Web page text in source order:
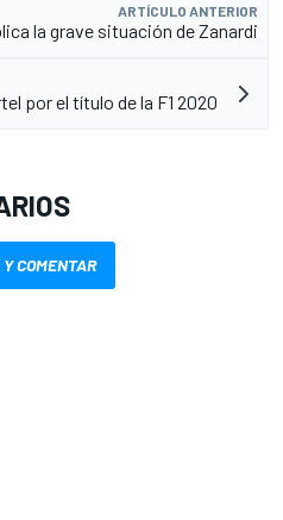
ARTÍCULO ANTERIOR
la grave situación de Zanardi
por el título de la F1 2020
COMENTAR